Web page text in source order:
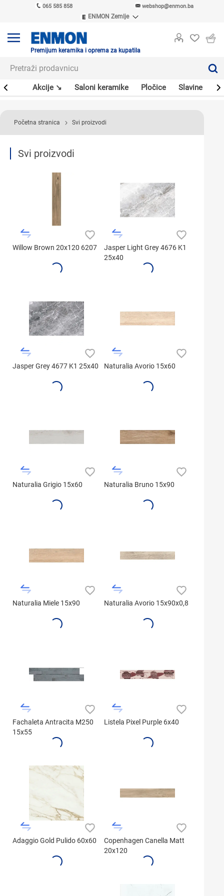
065 585 858 webshop@enmon.ba
ENMON Zemlje
ENMON MKD
Premijum keramika i oprema za kupatila
Akcije ↘ Saloni keramike Pločice Slavine
Početna stranica Svi proizvodi
Svi proizvodi
Willow Brown 20x120 6207
Jasper Light Grey 4676 K1
25x40
Jasper Grey 4677 K1 25x40 Naturalia Avorio 15x60
Naturalia Grigio 15x60 Naturalia Bruno 15x90
Naturalia Miele 15x90 Naturalia Avorio 15x90x0,8
Fachaleta Antracita M250
15x55
Listela Pixel Purple 6x40
Adaggio Gold Pulido 60x60
Copenhagen Canella Matt
20x120